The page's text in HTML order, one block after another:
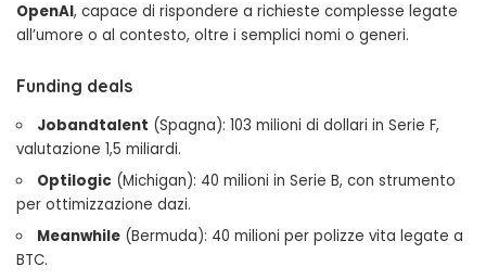
OpenAI, capace di rispondere a richieste complesse legate
all’umore o al contesto, oltre i semplici nomi o generi.
Funding deals
Jobandtalent (Spagna): 103 milioni di dollari in Serie F,
valutazione 1,5 miliardi.
Optilogic (Michigan): 40 milioni in Serie B, con strumento
per ottimizzazione dazi.
Meanwhile (Bermuda): 40 milioni per polizze vita legate a
BTC.